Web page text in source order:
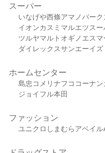
スーパー
いなげや西條アマノパーク
イオンカスミ マルエツス
ツルヤマルト オギノ エスマ
ダイレックスサンエーイズ
ホームセンター
島忠 コメリ ナフコ コーナン
ジョイフル本田
ファッション
ユニクロ しまむら アベイル